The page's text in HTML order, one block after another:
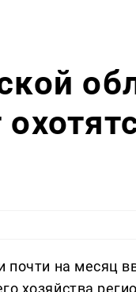
почти на месяц
хозяйства